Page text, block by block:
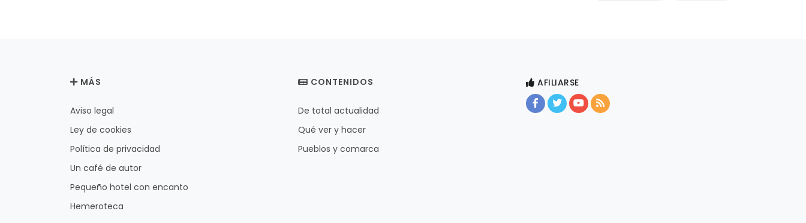
MÁS
Aviso legal
Ley de cookies
Política de privacidad
Un café de autor
Pequeño hotel con encanto
Hemeroteca
CONTENIDOS
De total actualidad
Qué ver y hacer
Pueblos y comarca
AFILIARSE